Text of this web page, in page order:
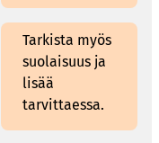
Tarkista myös
suolaisuus ja
lisää
tarvittaessa.